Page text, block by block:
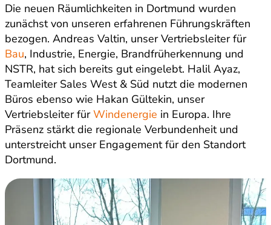
Die neuen Räumlichkeiten in Dortmund wurden
zunächst von unseren erfahrenen Führungskräften
bezogen. Andreas Valtin, unser Vertriebsleiter für
Bau, Industrie, Energie, Brandfrüherkennung und
NSTR, hat sich bereits gut eingelebt. Halil Ayaz,
Teamleiter Sales West & Süd nutzt die modernen
Büros ebenso wie Hakan Gültekin, unser
Vertriebsleiter fürWindenergie in Europa. Ihre
Präsenz stärkt die regionale Verbundenheit und
unterstreicht unser Engagement für den Standort
Dortmund.